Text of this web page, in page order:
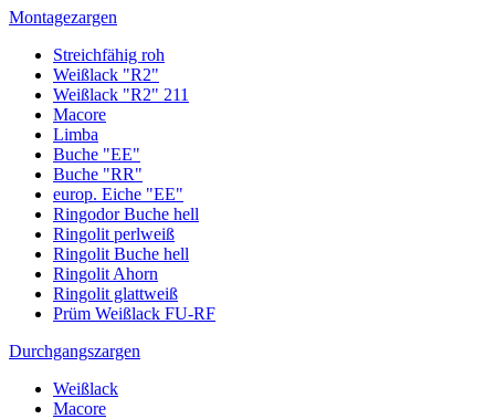
Montagezargen
Streichfähig roh
Weißlack "R2"
Weißlack "R2" 211
Macore
Limba
Buche "EE"
Buche "RR"
europ. Eiche "EE"
Ringodor Buche hell
Ringolit perlweiß
Ringolit Buche hell
Ringolit Ahorn
Ringolit glattweiß
Prüm Weißlack FU-RF
Durchgangszargen
Weißlack
Macore